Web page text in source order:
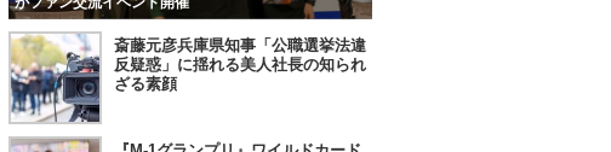
斎藤元彦兵庫県知事「公職選挙法違
反疑惑」に揺れる美人社長の知られ
ざる素顔